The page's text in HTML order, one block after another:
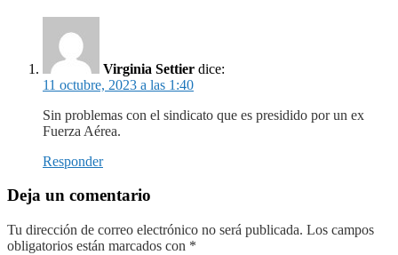
Virginia Settier dice:
11 octubre, 2023 a las 1:40
Sin problemas con el sindicato que es presidido por un ex
Fuerza Aérea.
Responder
Deja un comentario
Tu dirección de correo electrónico no será publicada. Los campos
obligatorios están marcados con *